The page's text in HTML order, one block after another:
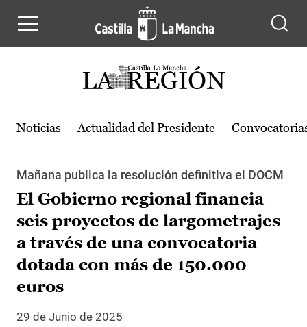
Noticias Actualidad del Presidente
Mañana publica la resolución definitiva el DOCM
El Gobierno regional financia
seis proyectos de largometrajes
a través de una convocatoria
dotada con más de 150.000
euros
29 de Junio de 2025